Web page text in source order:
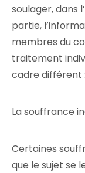
soulager, dans
partie,
membres du
traitement
cadre différent :
La souffrance
Certaines
que le sujet se